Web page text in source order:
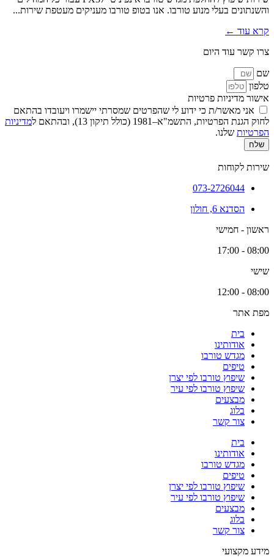
והשנתונים בעלי מנוע טורבו. אנו בטופ טורבו מעניקים מעטפת שירות...
קרא עוד ←
צרו קשר עוד היום
שם
טלפון
אישור מדיניות פרטיות
אני מאשר/ת כי ידוע לי שהפרטים שמסרתי יישמרו ויעובדו בהתאם
לחוק הגנת הפרטיות, התשמ"א–1981 (כולל תיקון 13), ובהתאם ל
מדיניות
הפרטיות שלנו.
שלח
שירות לקוחות
073-2726044
הסדנא 6, חולון
ראשון - חמישי
08:00 - 17:00
שישי
08:00 - 12:00
מפת אתר
בית
אודותינו
מגדש טורבו
טיפים
שיפוץ טורבו לפי יצרן
שיפוץ טורבו לפי עיר
מבצעים
בלוג
צור קשר
בית
אודותינו
מגדש טורבו
טיפים
שיפוץ טורבו לפי יצרן
שיפוץ טורבו לפי עיר
מבצעים
בלוג
צור קשר
מידע מקצועי